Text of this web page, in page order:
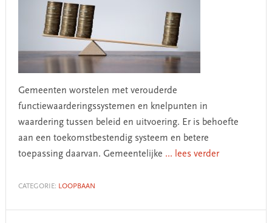
Gemeenten worstelen met verouderde
functiewaarderingssystemen en knelpunten in
waardering tussen beleid en uitvoering. Er is behoefte
aan een toekomstbestendig systeem en betere
toepassing daarvan. Gemeentelijke ... lees verder
CATEGORIE: LOOPBAAN